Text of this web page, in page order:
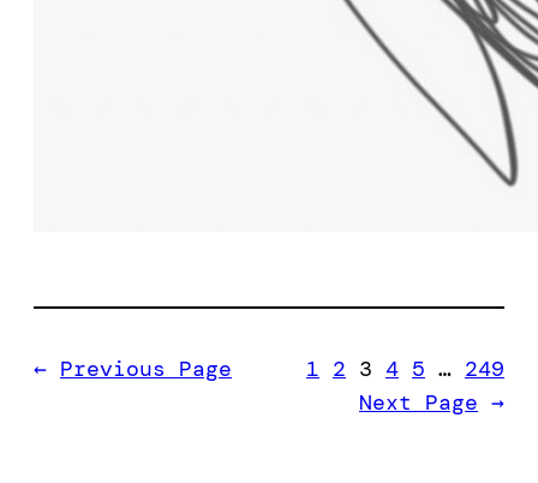
← Previous Page 1 2 3 4 5 … 249
Next Page →